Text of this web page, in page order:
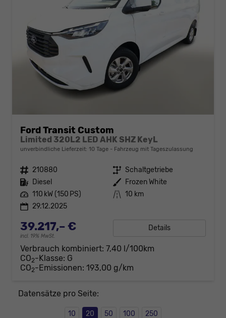
Ford Transit Custom
Limited 320L2 LED AHK SHZ KeyL
unverbindliche Lieferzeit: 10 Tage Fahrzeug mit Tageszulassung
Fahrzeugnr. 210880 Getriebe Schaltgetriebe
Kraftstoff Diesel Außenfarbe Frozen White
Leistung 110 kW (150 PS) Kilometerstand 10 km
29.12.2025
39.217,– €
incl. 19% MwSt.
Details
Verbrauch kombiniert: 7,40 l/100km
CO2-Klasse: G
CO2-Emissionen: 193,00 g/km
Datensätze pro Seite:
10 20 50 100 250